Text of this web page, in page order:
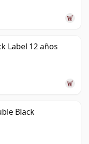
Label 12 años
Black